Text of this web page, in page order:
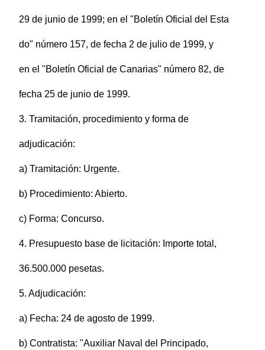
29 de junio de 1999; en el "Boletín Oficial del Esta
do" número 157, de fecha 2 de julio de 1999, y
en el "Boletín Oficial de Canarias" número 82, de
fecha 25 de junio de 1999.
3. Tramitación, procedimiento y forma de
adjudicación:
a) Tramitación: Urgente.
b) Procedimiento: Abierto.
c) Forma: Concurso.
4. Presupuesto base de licitación: Importe total,
36.500.000 pesetas.
5. Adjudicación:
a) Fecha: 24 de agosto de 1999.
b) Contratista: "Auxiliar Naval del Principado,